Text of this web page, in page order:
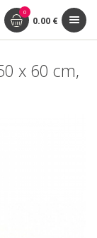
0
0.00 €
x 60 cm,